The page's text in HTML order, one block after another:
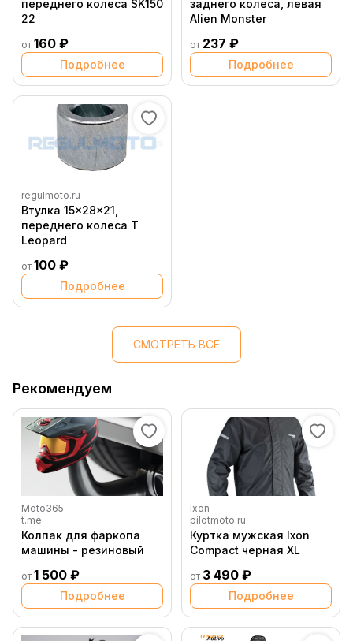
переднего колеса SK150
22
от 160 ₽
Подробнее
заднего колеса, левая
Alien Monster
от 237 ₽
Подробнее
regulmoto.ru
Втулка 15x28x21,
переднего колеса T
Leopard
от 100 ₽
Подробнее
СМОТРЕТЬ ВСЕ
Рекомендуем
Moto365
t.me
Колпак для фаркопа
машины - резиновый
от 1 500 ₽
Подробнее
Ixon
pilotmoto.ru
Куртка мужская Ixon
Compact черная XL
от 3 490 ₽
Подробнее